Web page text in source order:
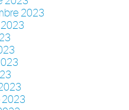
2023
2023